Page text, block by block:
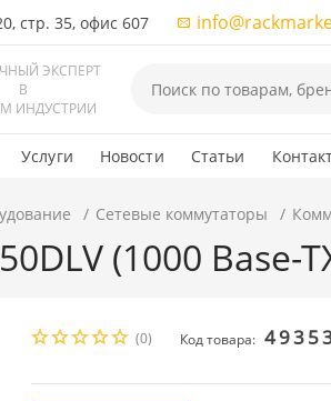
стр. 35, офис 607
ЭКСПЕРТ
В
ИНДУСТРИИ
Услуги Новости Статьи
Сетевые коммутаторы
(1000 Base-
(0) Код товара: